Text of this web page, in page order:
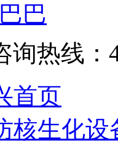
询热线：
首页
核生化设